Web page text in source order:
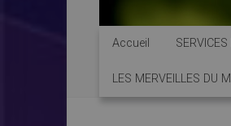
Accueil
LES MERVEILLES DU